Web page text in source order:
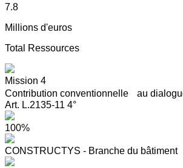
7.8
Millions d'euros
Total Ressources
Mission 4
Contribution conventionnelle au
Art. L.2135-11 4°
100%
CONSTRUCTYS - Branche du bâtiment